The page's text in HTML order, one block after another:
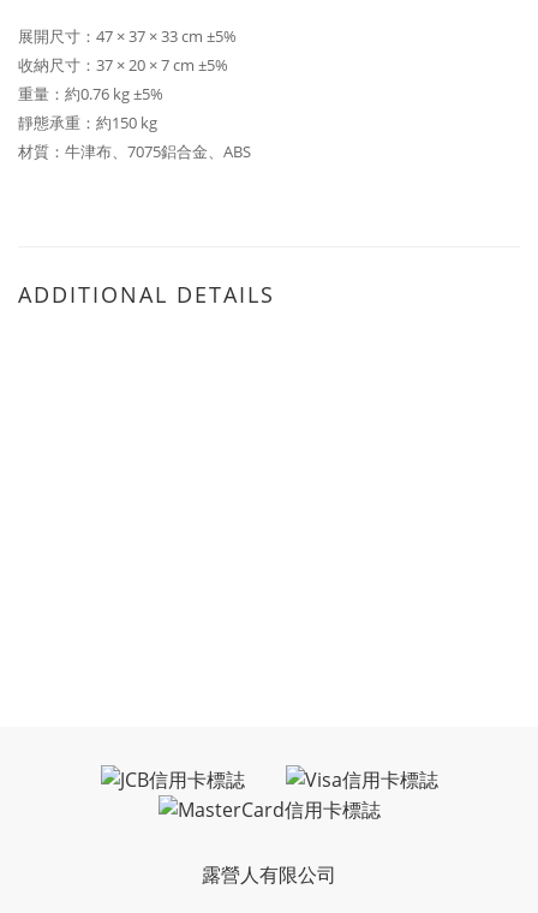
展開尺寸：47 × 37 × 33 cm ±5%
收納尺寸：37 × 20 × 7 cm ±5%
重量：約0.76 kg ±5%
靜態承重：約150 kg
材質：牛津布、7075鋁合金、ABS
ADDITIONAL DETAILS
露營人有限公司